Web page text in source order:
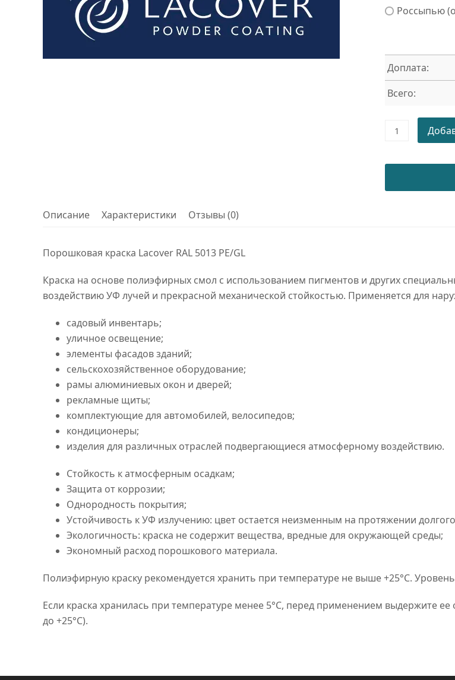
Россыпью
Доплата:
Всего:
Порошковая
PE/GL
Описание Характеристики Отзывы (0)
Порошковая краска Lacover RAL 5013 PE/GL
Краска на основе полиэфирных смол с использованием пигментов и других
воздействию УФ лучей и прекрасной механической стойкостью. Применяется для
садовый инвентарь;
уличное освещение;
элементы фасадов зданий;
сельскохозяйственное оборудование;
рамы алюминиевых окон и дверей;
рекламные щиты;
комплектующие для автомобилей, велосипедов;
кондиционеры;
изделия для различных отраслей подвергающиеся атмосферному воздействию.
Стойкость к атмосферным осадкам;
Защита от коррозии;
Однородность покрытия;
Устойчивость к УФ излучению: цвет остается неизменным на протяжении
Экологичность: краска не содержит вещества, вредные для окружающей среды;
Экономный расход порошкового материала.
Полиэфирную краску рекомендуется хранить при температуре не выше +25°C.
Если краска хранилась при температуре менее 5°C, перед применением выдержите
до +25°C).